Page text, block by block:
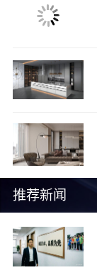
推荐新闻